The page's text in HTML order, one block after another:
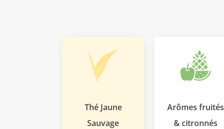
Thé Jaune
Sauvage
Arômes fruités
& citronnés